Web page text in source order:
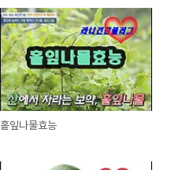
홑잎나물효능